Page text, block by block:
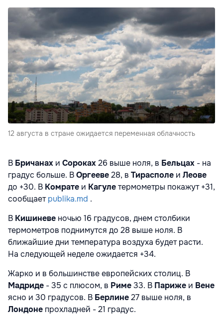
12 августа в стране ожидается переменная облачность
В Бричанах и Сороках26 выше ноля, в Бельцах - на
градус больше. ВОргееве28, в Тирасполе и Леове
до +30. В Комрате и Кагулетермометры покажут +31,
сообщаетpublika.md .
В Кишиневе ночью 16 градусов, днем столбики
термометров поднимутся до 28 выше ноля. В
ближайшие дни температура воздуха будет расти.
На следующей неделе ожидается +34.
Жарко и в большинстве европейских столиц. В
Мадриде - 35 с плюсом, в Риме33. В Париже и Вене
ясно и 30 градусов. В Берлине27 выше ноля, в
Лондоне прохладней - 21 градус.